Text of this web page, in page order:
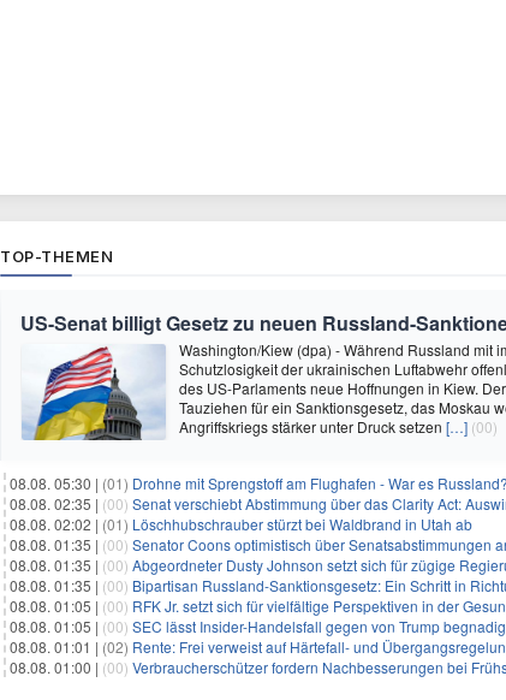
TOP-THEMEN
US-Senat billigt Gesetz zu neuen Russland-
Washington/Kiew (dpa) - Während Russland mit
Schutzlosigkeit der ukrainischen Luftabwehr
des US-Parlaments neue Hoffnungen in Kiew.
Tauziehen für ein Sanktionsgesetz, das Moskau
Angriffskriegs stärker unter Druck setzen […] (00)
08.08. 05:30 | (01) Drohne mit Sprengstoff am Flughafen - War es Russland?
08.08. 02:35 | (00) Senat verschiebt Abstimmung über das Clarity Act: Auswirkungen auf
08.08. 02:02 | (01) Löschhubschrauber stürzt bei Waldbrand in Utah ab
08.08. 01:35 | (00) Senator Coons optimistisch über Senatsabstimmungen
08.08. 01:35 | (00) Abgeordneter Dusty Johnson setzt sich für zügige
08.08. 01:35 | (00) Bipartisan Russland-Sanktionsgesetz: Ein Schritt in
08.08. 01:05 | (00) RFK Jr. setzt sich für vielfältige Perspektiven in der
08.08. 01:05 | (00) SEC lässt Insider-Handelsfall gegen von Trump
08.08. 01:01 | (02) Rente: Frei verweist auf Härtefall- und
08.08. 01:00 | (00) Verbraucherschützer fordern Nachbesserungen bei